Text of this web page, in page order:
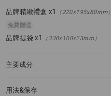
品牌精緻禮盒 x1
（220x195x80mm）
免費贈送
品牌提袋 x1 （330x100x23mm）
主要成分
用法&保存